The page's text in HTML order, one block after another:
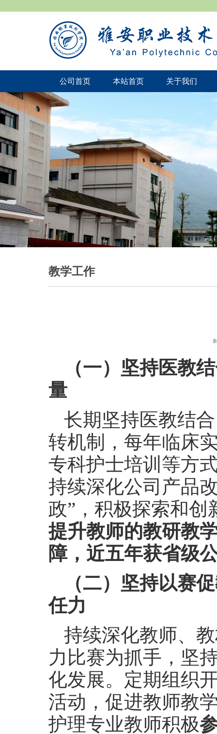
公司首页 本站首页 关于我们
教学工作
（一）坚持医教
量
长期坚持医教结
转机制，每年临床
专科护士培训等方
持续深化公司产品
政”，积极探索和
提升教师的教研教
障，近五年获省级
（二）坚持以赛
任力
持续深化教师、
力比赛为抓手，坚
化发展。定期组织
活动，促进教师教
护理专业教师积极